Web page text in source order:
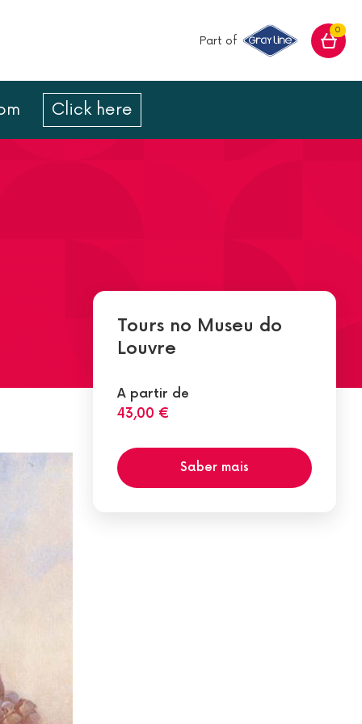
Part of
0
Click here
Tours no Museu do
Louvre
A partir de
43,00 €
Saber mais